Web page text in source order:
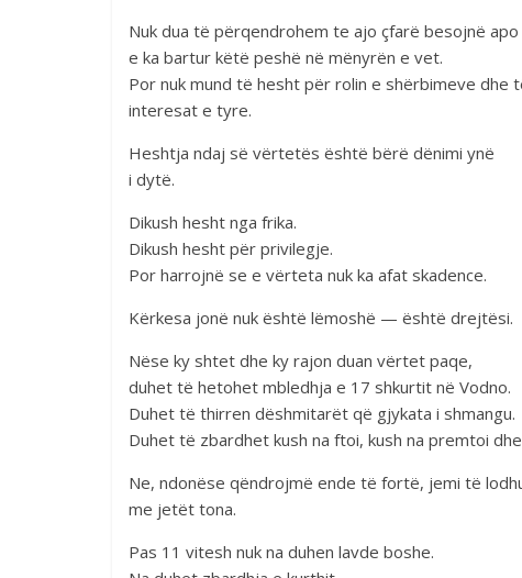
Nuk dua të përqendrohem te ajo çfarë besojnë
e ka bartur këtë peshë në mënyrën e vet.
Por nuk mund të hesht për rolin e shërbimeve
interesat e tyre.
Heshtja ndaj së vërtetës është bërë dënimi ynë
i dytë.
Dikush hesht nga frika.
Dikush hesht për privilegje.
Por harrojnë se e vërteta nuk ka afat skadence.
Kërkesa jonë nuk është lëmoshë — është drejtësi.
Nëse ky shtet dhe ky rajon duan vërtet paqe,
duhet të hetohet mbledhja e 17 shkurtit në Vodno.
Duhet të thirren dëshmitarët që gjykata i shmangu.
Duhet të zbardhet kush na ftoi, kush na premtoi
Ne, ndonëse qëndrojmë ende të fortë, jemi të
me jetët tona.
Pas 11 vitesh nuk na duhen lavde boshe.